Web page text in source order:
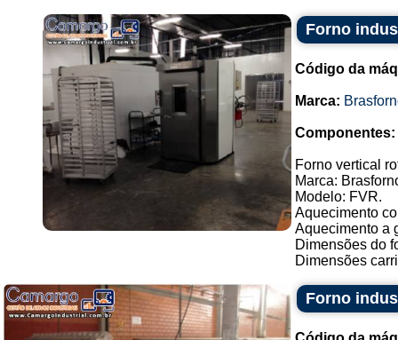
Forno
Código da
Marca:
Componentes:
Forno vertical
Marca:
Modelo: FVR.
Aquecimento
Aquecimento a
Dimensões do
Dimensões
Forno